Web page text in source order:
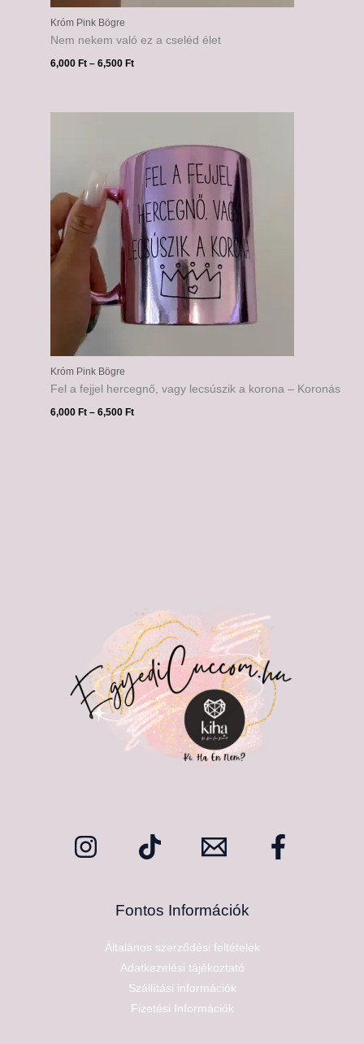
Króm Pink Bögre
Nem nekem való ez a cseléd élet
6,000Ft – 6,500Ft
Króm Pink Bögre
Fel a fejjel hercegnő, vagy lecsúszik a korona – Koronás
6,000Ft – 6,500Ft
6,500 Ft
Fontos Információk
Általános szerződési feltételek
Adatkezelési tájékoztató
Szállítási információk
Fizetési Információk